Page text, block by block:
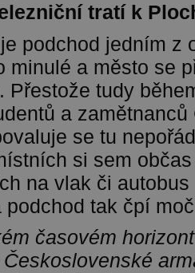
tratí k
podchod jedním z
minulé a město se
Přestože tudy
a zamětnanců
se tu
si sem
na vlak či
podchod tak čpí
časovém